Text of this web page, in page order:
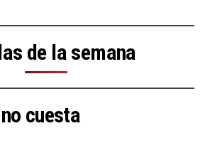
de la semana
cuesta